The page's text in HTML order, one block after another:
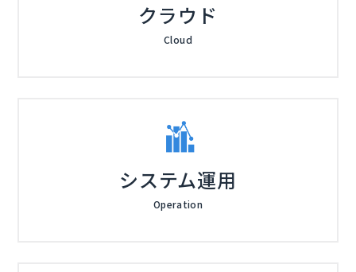
）
※共催、協賛、協力、講演企業は将来的に追加、削除さ
クラウド
Cloud
システム運用
Operation